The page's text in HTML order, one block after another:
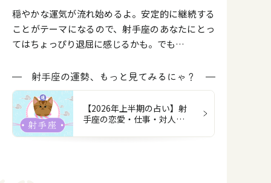
穏やかな運気が流れ始めるよ。安定的に継続する
ことがテーマになるので、射手座のあなたにとっ
てはちょっぴり退屈に感じるかも。でも…
射手座の運勢、もっと見てみるにゃ？
【2026年上半期の占い】射
手座の恋愛・仕事・対人・